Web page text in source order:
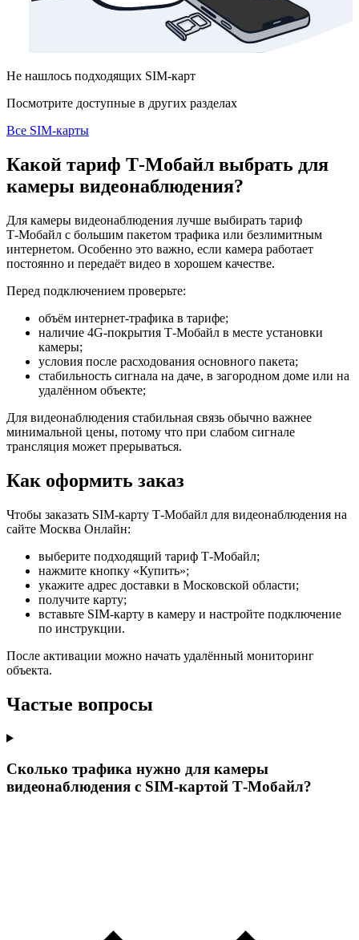
Не нашлось подходящих SIM-карт
Посмотрите доступные в других разделах
Все SIM-карты
Какой тариф Т‑Мобайл выбрать для
камеры видеонаблюдения?
Для камеры видеонаблюдения лучше выбирать тариф
Т‑Мобайл с большим пакетом трафика или безлимитным
интернетом. Особенно это важно, если камера работает
постоянно и передаёт видео в хорошем качестве.
Перед подключением проверьте:
объём интернет-трафика в тарифе;
наличие 4G-покрытия Т‑Мобайл в месте установки
камеры;
условия после расходования основного пакета;
стабильность сигнала на даче, в загородном доме или на
удалённом объекте;
Для видеонаблюдения стабильная связь обычно важнее
минимальной цены, потому что при слабом сигнале
трансляция может прерываться.
Как оформить заказ
Чтобы заказать SIM-карту Т‑Мобайл для видеонаблюдения на
сайте Москва Онлайн:
выберите подходящий тариф Т‑Мобайл;
нажмите кнопку «Купить»;
укажите адрес доставки в Московской области;
получите карту;
вставьте SIM-карту в камеру и настройте подключение
по инструкции.
После активации можно начать удалённый мониторинг
объекта.
Частые вопросы
Сколько трафика нужно для камеры
видеонаблюдения с SIM-картой Т‑Мобайл?